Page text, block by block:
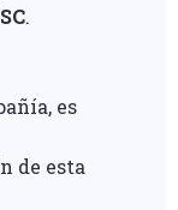
.
es
de esta